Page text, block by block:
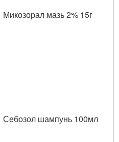
Микозорал мазь 2% 15г
Себозол шампунь 100мл